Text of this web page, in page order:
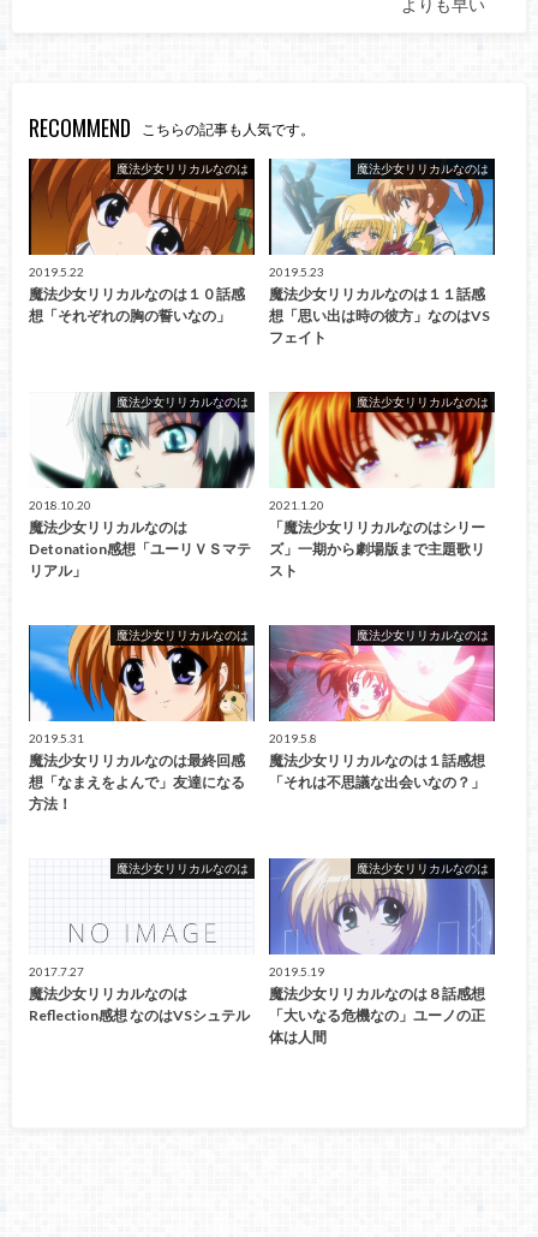
よりも早い
RECOMMEND こちらの記事も人気です。
魔法少女リリカルなのは
2019.5.22
魔法少女リリカルなのは１０話感
想「それぞれの胸の誓いなの」
魔法少女リリカルなのは
2019.5.23
魔法少女リリカルなのは１１話感
想「思い出は時の彼方」なのはVS
フェイト
魔法少女リリカルなのは
2018.10.20
魔法少女リリカルなのは
Detonation感想「ユーリＶＳマテ
リアル」
魔法少女リリカルなのは
2021.1.20
「魔法少女リリカルなのはシリー
ズ」一期から劇場版まで主題歌リ
スト
魔法少女リリカルなのは
2019.5.31
魔法少女リリカルなのは最終回感
想「なまえをよんで」友達になる
方法！
魔法少女リリカルなのは
2019.5.8
魔法少女リリカルなのは１話感想
「それは不思議な出会いなの？」
魔法少女リリカルなのは
2017.7.27
魔法少女リリカルなのは
Reflection感想 なのはVSシュテル
魔法少女リリカルなのは
2019.5.19
魔法少女リリカルなのは８話感想
「大いなる危機なの」ユーノの正
体は人間